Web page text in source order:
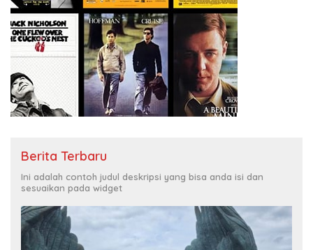
Berita Terbaru
Ini adalah contoh judul deskripsi yang bisa anda isi dan
sesuaikan pada widget